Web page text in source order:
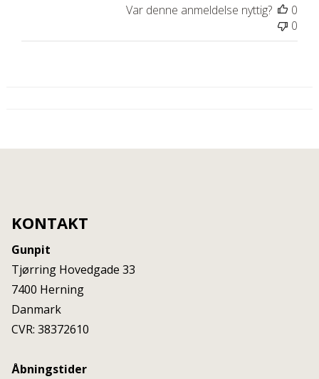
Var denne anmeldelse nyttig?
0
0
KONTAKT
Gunpit
Tjørring Hovedgade 33
7400 Herning
Danmark
CVR: 38372610
Åbningstider